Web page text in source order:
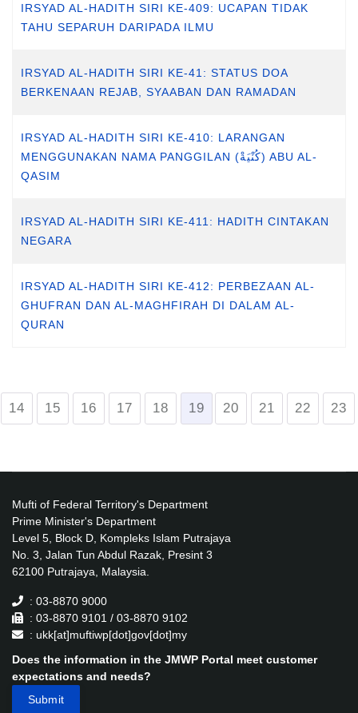
IRSYAD AL-HADITH SIRI KE-409: UCAPAN TIDAK
TAHU SEPARUH DARIPADA ILMU
IRSYAD AL-HADITH SIRI KE-41: STATUS DOA
BERKENAAN REJAB, SYAABAN DAN RAMADAN
IRSYAD AL-HADITH SIRI KE-410: LARANGAN
MENGGUNAKAN NAMA PANGGILAN (كُنْيَةْ) ABU AL-
QASIM
IRSYAD AL-HADITH SIRI KE-411: HADITH CINTAKAN
NEGARA
IRSYAD AL-HADITH SIRI KE-412: PERBEZAAN AL-
GHUFRAN DAN AL-MAGHFIRAH DI DALAM AL-
QURAN
14 15 16 17 18 19 20 21 22 23
Mufti of Federal Territory's Department
Prime Minister's Department
Level 5, Block D, Kompleks Islam Putrajaya
No. 3, Jalan Tun Abdul Razak, Presint 3
62100 Putrajaya, Malaysia.
: 03-8870 9000
: 03-8870 9101 / 03-8870 9102
: ukk[at]muftiwp[dot]gov[dot]my
Does the information in the JMWP Portal meet customer
expectations and needs?